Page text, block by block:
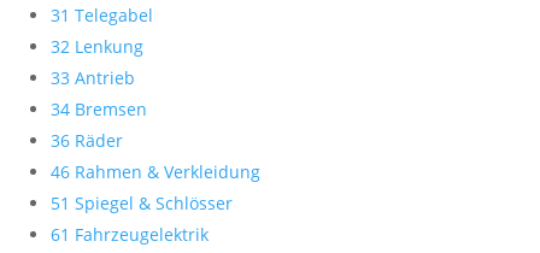
31 Telegabel
32 Lenkung
33 Antrieb
34 Bremsen
36 Räder
46 Rahmen & Verkleidung
51 Spiegel & Schlösser
61 Fahrzeugelektrik